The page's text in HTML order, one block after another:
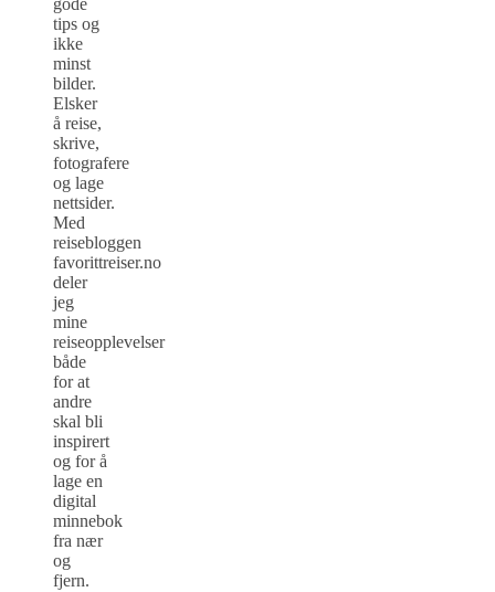
gode
tips og
ikke
minst
bilder.
Elsker
å reise,
skrive,
fotografere
og lage
nettsider.
Med
reisebloggen
favorittreiser.no
deler
jeg
mine
reiseopplevelser
både
for at
andre
skal bli
inspirert
og for å
lage en
digital
minnebok
fra nær
og
fjern.